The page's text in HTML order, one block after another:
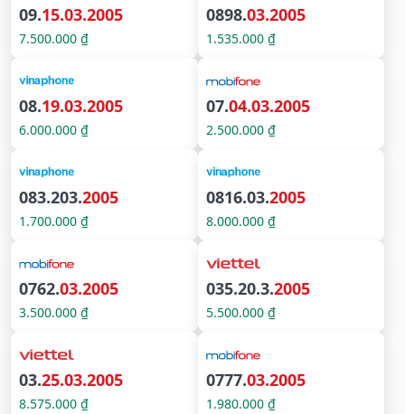
09.15.03.2005
7.500.000 ₫
0898.03.2005
1.535.000 ₫
08.19.03.2005
6.000.000 ₫
07.04.03.2005
2.500.000 ₫
083.203.2005
1.700.000 ₫
0816.03.2005
8.000.000 ₫
0762.03.2005
3.500.000 ₫
035.20.3.2005
5.500.000 ₫
03.25.03.2005
8.575.000 ₫
0777.03.2005
1.980.000 ₫